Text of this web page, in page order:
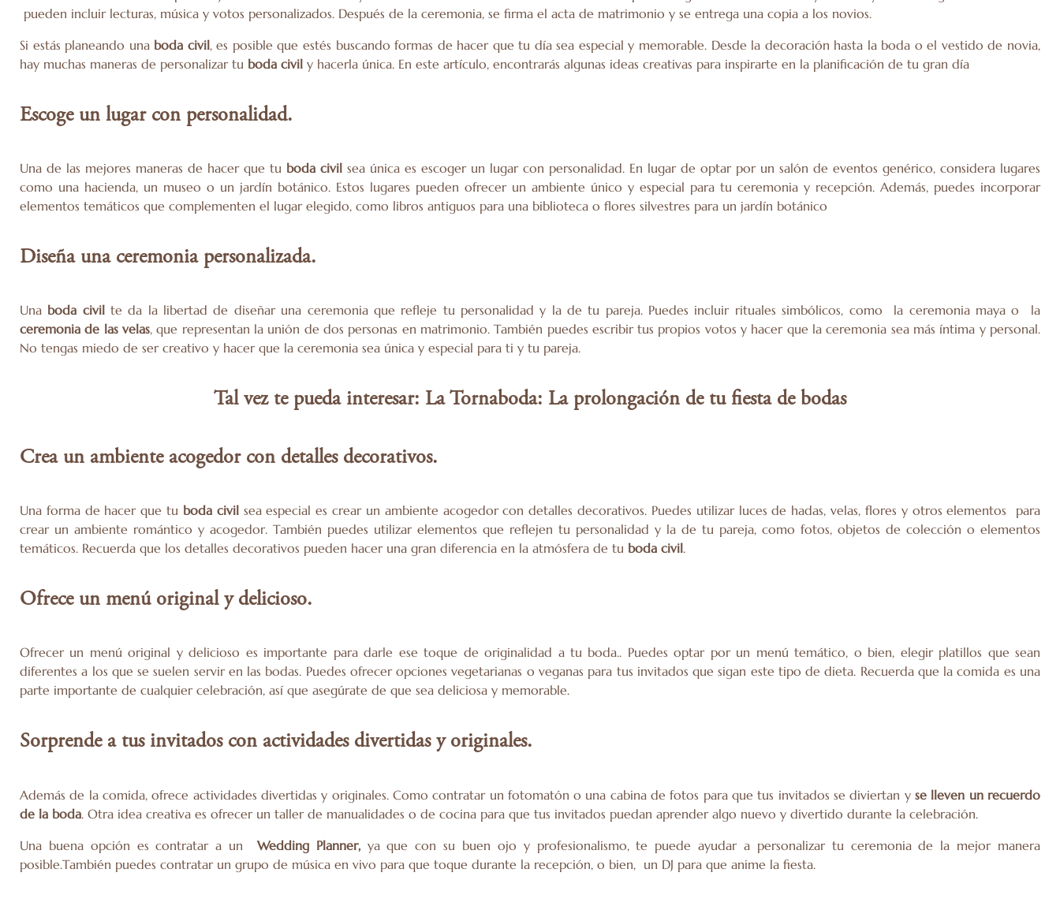
pueden incluir lecturas, música y votos personalizados. Después de la ceremonia, se firma el acta de matrimonio y se entrega una copia a los novios.
Si estás planeando una boda civil, es posible que estés buscando formas de hacer que tu día sea especial y memorable. Desde la decoración hasta la boda o el vestido de novia,
hay muchas maneras de personalizar tu boda civil y hacerla única. En este artículo, encontrarás algunas ideas creativas para inspirarte en la planificación de tu gran día
Escoge un lugar con personalidad.
Una de las mejores maneras de hacer que tu boda civil sea única es escoger un lugar con personalidad. En lugar de optar por un salón de eventos genérico, considera lugares
como una hacienda, un museo o un jardín botánico. Estos lugares pueden ofrecer un ambiente único y especial para tu ceremonia y recepción. Además, puedes incorporar
elementos temáticos que complementen el lugar elegido, como libros antiguos para una biblioteca o flores silvestres para un jardín botánico
Diseña una ceremonia personalizada.
Una boda civil te da la libertad de diseñar una ceremonia que refleje tu personalidad y la de tu pareja. Puedes incluir rituales simbólicos, como la ceremonia maya o la
ceremonia de las velas, que representan la unión de dos personas en matrimonio. También puedes escribir tus propios votos y hacer que la ceremonia sea más íntima y personal.
No tengas miedo de ser creativo y hacer que la ceremonia sea única y especial para ti y tu pareja.
Tal vez te pueda interesar: La Tornaboda: La prolongación de tu fiesta de bodas
Crea un ambiente acogedor con detalles decorativos.
Una forma de hacer que tu boda civilsea especial es crear un ambiente acogedor con detalles decorativos. Puedes utilizar luces de hadas, velas, flores y otros elementos para
crear un ambiente romántico y acogedor. También puedes utilizar elementos que reflejen tu personalidad y la de tu pareja, como fotos, objetos de colección o elementos
temáticos. Recuerda que los detalles decorativos pueden hacer una gran diferencia en la atmósfera de tu boda civil.
Ofrece un menú original y delicioso.
Ofrecer un menú original y delicioso es importante para darle ese toque de originalidad a tu boda.. Puedes optar por un menú temático, o bien, elegir platillos que sean
diferentes a los que se suelen servir en las bodas. Puedes ofrecer opciones vegetarianas o veganas para tus invitados que sigan este tipo de dieta. Recuerda que la comida es una
parte importante de cualquier celebración, así que asegúrate de que sea deliciosa y memorable.
Sorprende a tus invitados con actividades divertidas y originales.
Además de la comida, ofrece actividades divertidas y originales. Como contratar un fotomatón o una cabina de fotos para que tus invitados se diviertan yse lleven un recuerdo
de la boda. Otra idea creativa es ofrecer un taller de manualidades o de cocina para que tus invitados puedan aprender algo nuevo y divertido durante la celebración.
Una buena opción es contratar a unWedding Planner,ya que con su buen ojo y profesionalismo, te puede ayudar a personalizar tu ceremonia de la mejor manera
posible.También puedes contratar un grupo de música en vivo para que toque durante la recepción, o bien, un DJ para que anime la fiesta.